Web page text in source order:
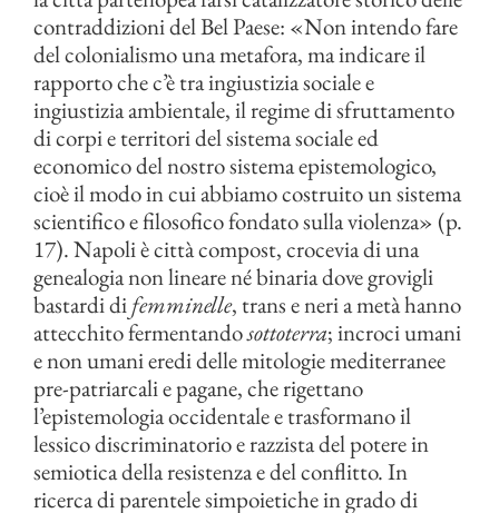
contraddizioni del Bel Paese: «Non intendo fare
del colonialismo una metafora, ma indicare il
rapporto che c’è tra ingiustizia sociale e
ingiustizia ambientale, il regime di sfruttamento
di corpi e territori del sistema sociale ed
economico del nostro sistema epistemologico,
cioè il modo in cui abbiamo costruito un sistema
scientifico e filosofico fondato sulla violenza» (p.
17). Napoli è città compost, crocevia di una
genealogia non lineare né binaria dove grovigli
bastardi difemminelle, trans e neri a metà hanno
attecchito fermentandosottoterra; incroci umani
e non umani eredi delle mitologie mediterranee
pre-patriarcali e pagane, che rigettano
l’epistemologia occidentale e trasformano il
lessico discriminatorio e razzista del potere in
semiotica della resistenza e del conflitto. In
ricerca di parentele simpoietiche in grado di